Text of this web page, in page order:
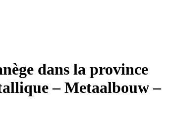
dans la province
– Metaalbouw –